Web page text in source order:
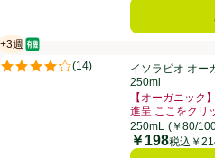
イソラビオ オーガニック ライスミ
+3週
賞味・消費期限保証：3週間
オーガニック/有機
(14)
評価は14件のレビューで5点中4.2点
イソラビオ オー
250ml
【オーガニック
進呈 ここをクリ
お買い得品名：
250mL (￥80/
価格
￥198税込￥